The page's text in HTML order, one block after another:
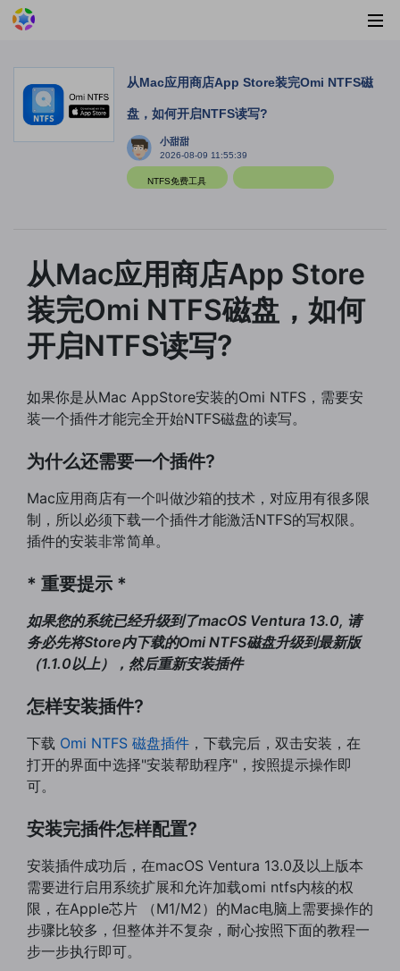
从Mac应用商店App Store装完Omi NTFS磁
盘，如何开启NTFS读写?
小甜甜
2026-08-09 11:55:39
NTFS免费工具
从Mac应用商店App Store
装完Omi NTFS磁盘，如何
开启NTFS读写?
如果你是从Mac AppStore安装的Omi NTFS，需要安
装一个插件才能完全开始NTFS磁盘的读写。
为什么还需要一个插件?
Mac应用商店有一个叫做沙箱的技术，对应用有很多限
制，所以必须下载一个插件才能激活NTFS的写权限。
插件的安装非常简单。
* 重要提示 *
如果您的系统已经升级到了macOS Ventura 13.0, 请
务必先将Store内下载的Omi NTFS磁盘升级到最新版
（1.1.0以上），然后重新安装插件
怎样安装插件?
下载 Omi NTFS 磁盘插件 ，下载完后，双击安装，在
打开的界面中选择"安装帮助程序"，按照提示操作即
可。
安装完插件怎样配置?
安装插件成功后，在macOS Ventura 13.0及以上版本
需要进行启用系统扩展和允许加载omi ntfs内核的权
限，在Apple芯片 （M1/M2）的Mac电脑上需要操作的
步骤比较多，但整体并不复杂，耐心按照下面的教程一
步一步执行即可。